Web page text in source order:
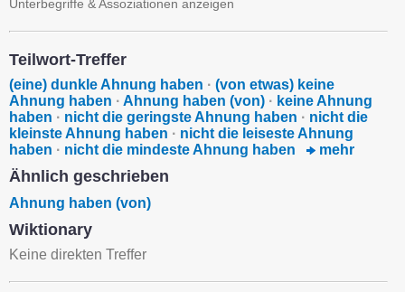
Unterbegriffe & Assoziationen anzeigen
Teilwort-Treffer
(eine) dunkle Ahnung haben · (von etwas) keine
Ahnung haben · Ahnung haben (von) · keine Ahnung
haben · nicht die geringste Ahnung haben · nicht die
kleinste Ahnung haben · nicht die leiseste Ahnung
haben · nicht die mindeste Ahnung haben mehr
Ähnlich geschrieben
Ahnung haben (von)
Wiktionary
Keine direkten Treffer